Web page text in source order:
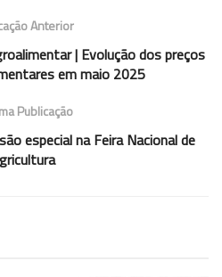
Anterior
| Evolução dos preços
em maio 2025
Publicação
especial na Feira Nacional de